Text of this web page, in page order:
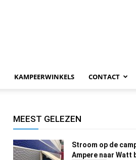
KAMPEERWINKELS CONTACT
MEEST GELEZEN
Stroom op de
Ampere naar Watt